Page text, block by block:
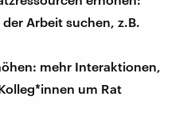
Arbeit suchen, z.B.
mehr Interaktionen,
um Rat